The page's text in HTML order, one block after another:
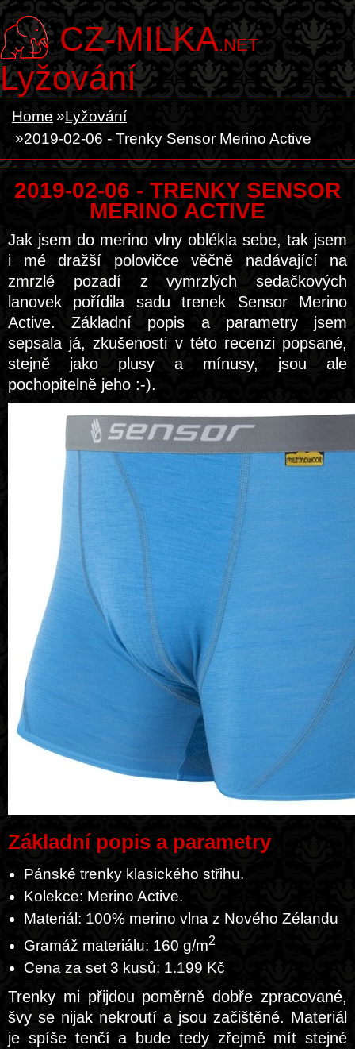
CZ-MILKA.NET
Lyžování
Home
Lyžování
2019-02-06 - Trenky Sensor Merino Active
2019-02-06 - TRENKY SENSOR
MERINO ACTIVE
Jak jsem do merino vlny oblékla sebe, tak jsem
i mé dražší polovičce věčně nadávající na
zmrzlé pozadí z vymrzlých sedačkových
lanovek pořídila sadu trenek Sensor Merino
Active. Základní popis a parametry jsem
sepsala já, zkušenosti v této recenzi popsané,
stejně jako plusy a mínusy, jsou ale
pochopitelně jeho :-).
Základní popis a parametry
Pánské trenky klasického střihu.
Kolekce: Merino Active.
Materiál: 100% merino vlna z Nového Zélandu
Gramáž materiálu: 160 g/m2
Cena za set 3 kusů: 1.199 Kč
Trenky mi přijdou poměrně dobře zpracované,
švy se nijak nekroutí a jsou začištěné. Materiál
je spíše tenčí a bude tedy zřejmě mít stejné